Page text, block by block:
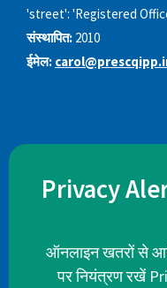
'street': 'Registered
संस्थापित: 2010
ईमेल:
Privacy
ऑनलाइन खतरों से
पर नियंत्रण रखें